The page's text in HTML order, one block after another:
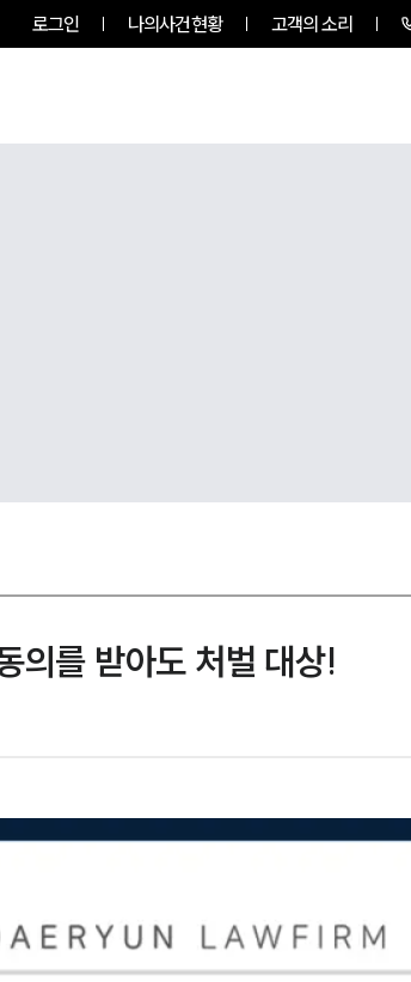
로그인 나의사건현황 고객의 소리
의를 받아도 처벌 대상!